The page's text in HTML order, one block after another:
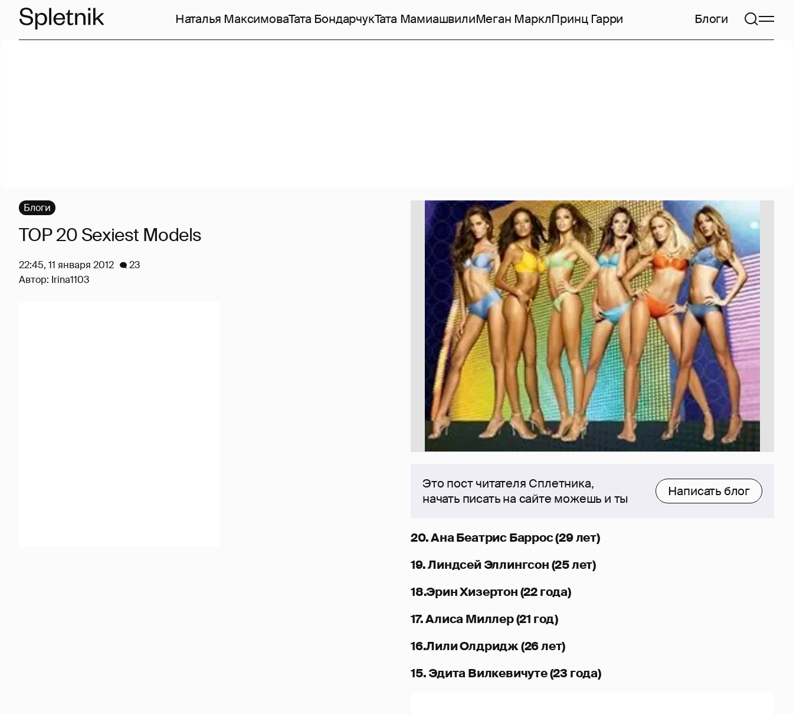
Наталья МаксимоваТата БондарчукТата МамиашвилиМеган МарклПринц Гарри Блоги
Это пост читателя Сплетника,
начать писать на сайте можешь и ты
Написать блог
20. Ана Беатрис Баррос (29 лет)
19. Линдсей Эллингсон (25 лет)
18.Эрин Хизертон (22 года)
17. Алиса Миллер (21 год)
16.Лили Олдридж (26 лет)
15. Эдита Вилкевичуте (23 года)
Блоги
TOP 20 Sexiest Models
22:45, 11 января 2012
23
Автор: Irina1103